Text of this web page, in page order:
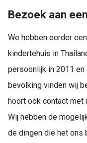
Bezoek aan
We hebben eerder
kindertehuis in
persoonlijk in 2011
bevolking vinden wij
hoort ook contact met
Wij hebben de
de dingen die het ons